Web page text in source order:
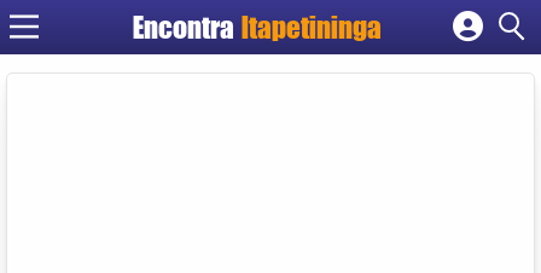
Encontra Itapetininga
Cadastrar empresa